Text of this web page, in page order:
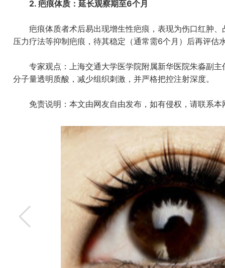
2. 疤痕体质：延长观察期至6个月
疤痕体质者术后易出现增生性疤痕，表现为伤口红肿、
压力疗法等抑制疤痕，待其稳定（通常需6个月）后再评估
专家观点：上海交通大学医学院附属新华医院朱淼副主
分子量透明质酸，减少组织刺激，并严格把控注射深度。
免责说明：本文由网友自由发布，如有侵权，请联系本